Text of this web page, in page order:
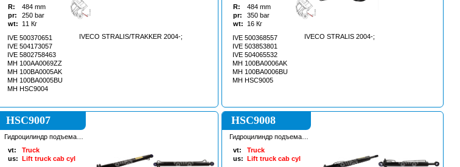
R: 484 mm
pr:
250 bar
wt:
11 Кг
IVE 500370651
IVE 504173057
IVE 5802758463
MH 100AA0069ZZ
MH 100BA0005AK
MH 100BA0005BU
MH HSC9004
IVECO STRALIS/TRAKKER 2004-;
R: 484 mm
pr:
350 bar
wt:
16 Кг
IVE 500368557
IVE 503853801
IVE 504065532
MH 100BA0006AK
MH 100BA0006BU
MH HSC9005
IVECO STRALIS 2004-;
HSC9007
Гидроцилиндр подъема
vt:
Truck
us: Lift truck cab cyl
HSC9008
Гидроцилиндр подъема
vt:
Truck
us: Lift truck cab cyl